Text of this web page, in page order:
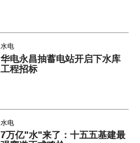
水电
华电永昌抽蓄电站开启下水库
工程招标
水电
7万亿"水"来了：十五五基建最